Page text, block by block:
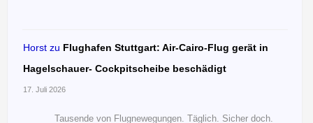
Horst zu Flughafen Stuttgart: Air-Cairo-Flug gerät in
Hagelschauer- Cockpitscheibe beschädigt
17. Juli 2026
Tausende von Flugnewegungen. Täglich. Sicher doch.